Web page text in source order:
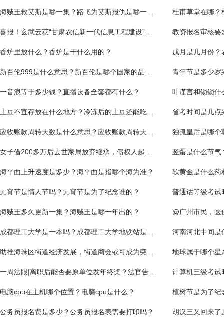
杜甫草堂在哪？
教资报名审核要
香炉里放什么？香炉是干什么用的？ 戌月是几月份
一音浪等于多少钱？直播设备全套都有什么？ 叶谨言和锁锁什
独孤皇后是哪个
竖蛋是什么节
海平面上升速度是多少？海平面是指哪个海为准？ 软黄金是什么药
元宵节是情人节吗？元宵节是为了纪念谁的？
海贼王多久更新一集？海贼王是哪一年出的？ @广州市民，
河南河北中间是
地球属于哪个星
电脑cpu在主机哪个位置？电脑cpu是什么？ 植树节是为了纪
公务员报名费是多少？公务员报名表需要打印吗？